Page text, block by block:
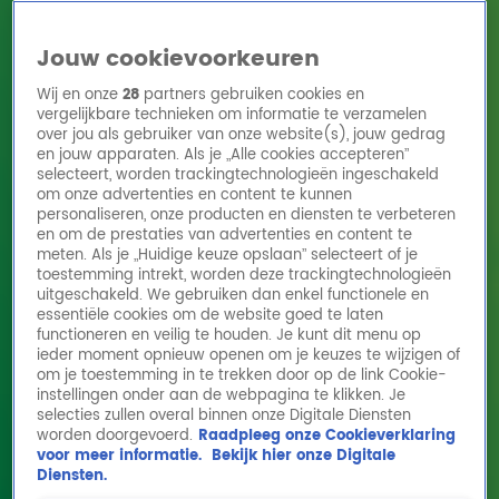
HomeActiesRadioshows DJ'sRadio 10 zendersHitlijsten
Radio luisteren
Volg Radio 10
Zoeken
HomeOnline Radio LuisterenActiesShowsAlle zenders
Wel of niet dubbeldippen?
12 sep 2025, 14:53
Als het weer eens tijd is voor de vrijmibo en de bruine
Jouw cookievoorkeuren
Wij en onze28 partners gebruiken cookies en
vergelijkbare technieken om informatie te verzamelen
over jou als gebruiker van onze website(s), jouw gedrag
en jouw apparaten. Als je „Alle cookies accepteren”
selecteert, worden trackingtechnologieën ingeschakeld
om onze advertenties en content te kunnen
personaliseren, onze producten en diensten te verbeteren
en om de prestaties van advertenties en content te
meten. Als je „Huidige keuze opslaan” selecteert of je
toestemming intrekt, worden deze trackingtechnologieën
uitgeschakeld. We gebruiken dan enkel functionele en
essentiële cookies om de website goed te laten
functioneren en veilig te houden. Je kunt dit menu op
ieder moment opnieuw openen om je keuzes te wijzigen of
om je toestemming in te trekken door op de link Cookie-
instellingen onder aan de webpagina te klikken. Je
selecties zullen overal binnen onze Digitale Diensten
worden doorgevoerd. Raadpleeg onze Cookieverklaring
voor meer informatie. Bekijk hier onze Digitale
Diensten.